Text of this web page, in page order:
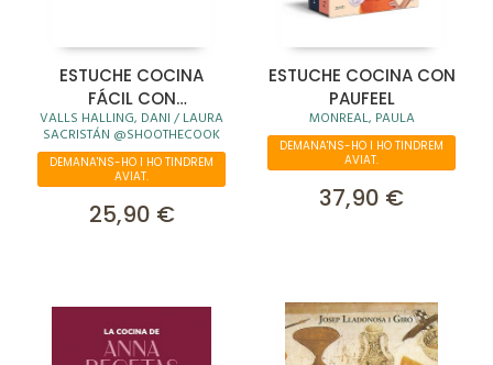
ESTUCHE COCINA
FÁCIL CON
REALFOODING
VALLS HALLING, DANI / LAURA
SACRISTÁN @SHOOTHECOOK
DEMANA'NS-HO I HO TINDREM
AVIAT.
25,90 €
ESTUCHE COCINA CON
PAUFEEL
MONREAL, PAULA
DEMANA'NS-HO I HO TINDREM
AVIAT.
37,90 €